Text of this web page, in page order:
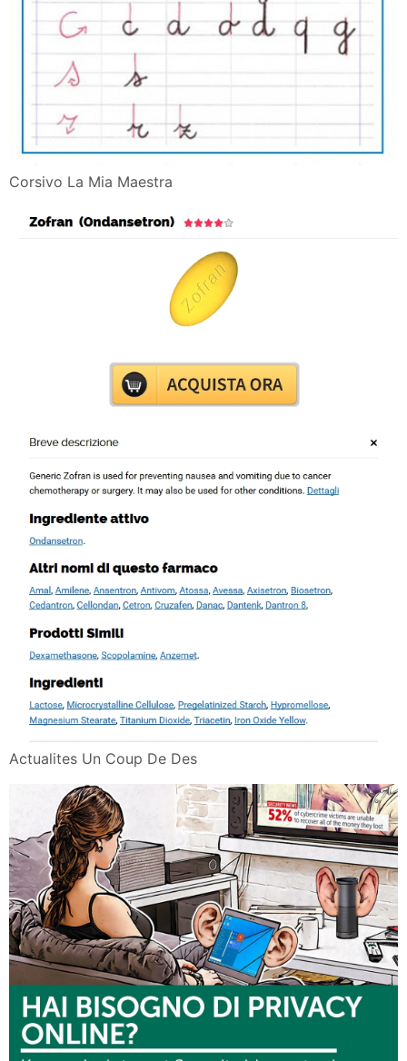
Ruota Emozioni Plutchik
Caramel Croissant Pudding di Nigella
Inside Out Emozioni Tristezza Frasi
Pizza A Lunga Lievitazione